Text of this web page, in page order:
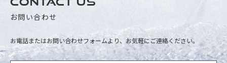
お問い合わせ
お電話またはお問い合わせフォームより、お気軽にご連絡ください。